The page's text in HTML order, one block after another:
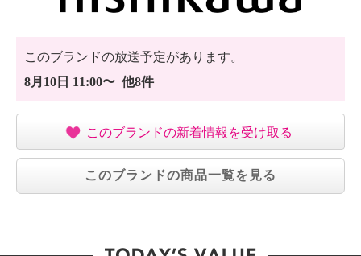
このブランドの放送予定があります。
8月10日 11:00〜 他8件
このブランドの新着情報を受け取る
このブランドの商品一覧を見る